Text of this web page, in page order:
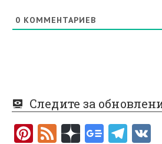
0 КОММЕНТАРИЕВ
Следите за
Pi F